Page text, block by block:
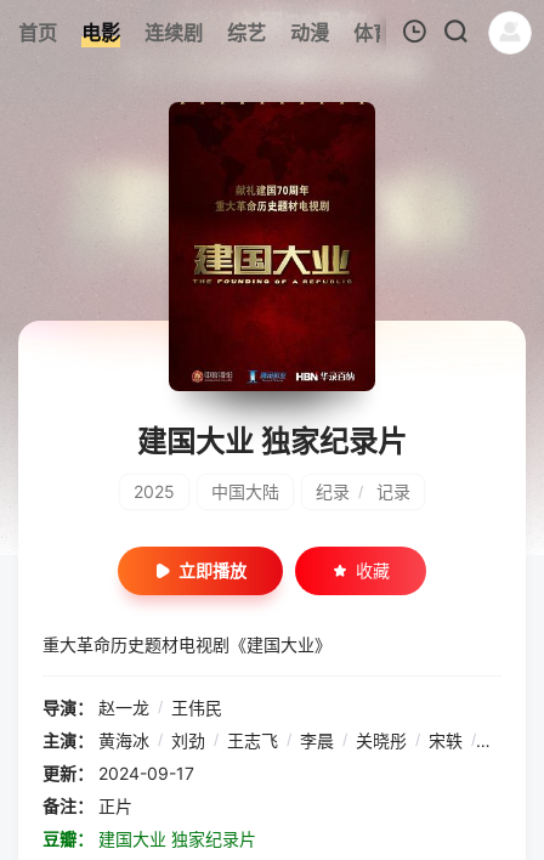
首页 电影 连续剧 综艺 动漫 体育 今日更新
187
热
暂无观看影片的记录
建国大业 独家纪录片
2025 中国大陆 纪录 / 记录
立即播放 收藏
重大革命历史题材电视剧《建国大业》
导演： 赵一龙 / 王伟民
主演：
黄海冰 / 刘劲 / 王志飞 / 李晨 / 关晓彤 / 宋轶 / 许魏洲
更新：
2024-09-17
备注：
正片
豆瓣：
建国大业 独家纪录片